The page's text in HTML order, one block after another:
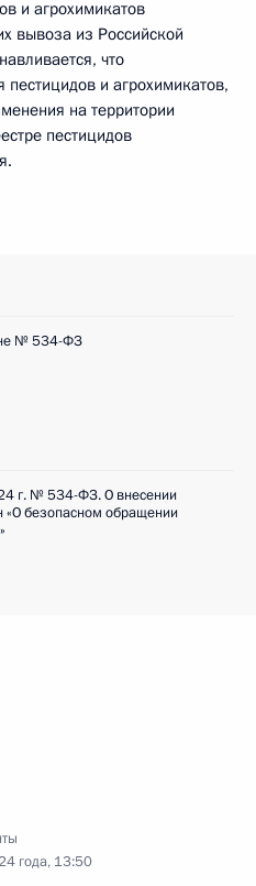
и агрохимикатов
вывоза из Российской
что
пестицидов и агрохимикатов,
на территории
пестицидов
№ 534-ФЗ
г. № 534-ФЗ. О внесении
безопасном обращении
года, 13:50